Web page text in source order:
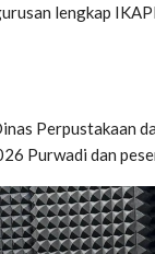
lengkap
Perpustakaan
Purwadi dan